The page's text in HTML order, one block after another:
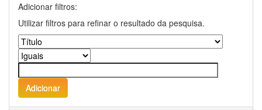
Adicionar filtros:
Utilizar filtros para refinar o resultado da pesquisa.